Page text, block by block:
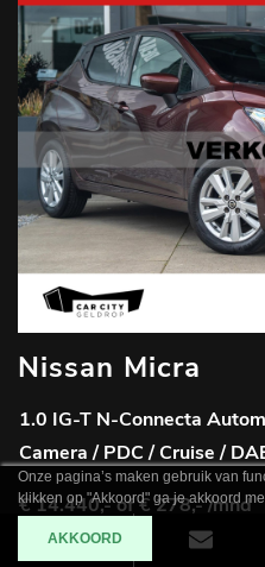
Nissan Micra
1.0 IG-T N-Connecta
Camera / PDC / Cruise /
€ 14.440,-of € 278,- /mnd
2020-75.260 km -Benzine
Onze pagina’s maken gebruik van
klikken op "Akkoord" ga je akkoord
AKKOORD